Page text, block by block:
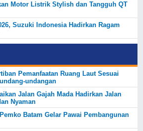
Motor Listrik Stylish dan Tangguh QT
Suzuki Indonesia Hadirkan Ragam
Pemanfaatan Ruang Laut Sesuai
undangan
Jalan Gajah Mada Hadirkan Jalan
Nyaman
Batam Gelar Pawai Pembangunan